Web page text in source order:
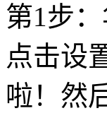
第1步
点击设
啦！然